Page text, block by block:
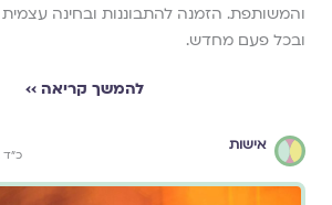
והמשותפת. הזמנה להתבוננות ובחינה עצמית
ובכל פעם מחדש.
להמשך קריאה ››
אישות
כ״ד